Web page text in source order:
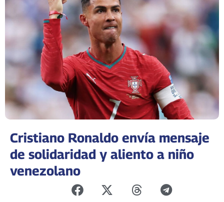
Cristiano Ronaldo envía mensaje
de solidaridad y aliento a niño
venezolano